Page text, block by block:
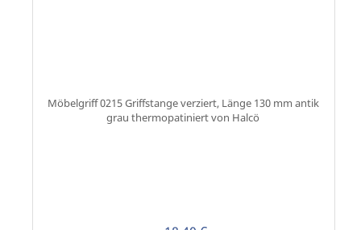
Möbelgriff 0215 Griffstange verziert, Länge 130 mm antik
grau thermopatiniert von Halcö